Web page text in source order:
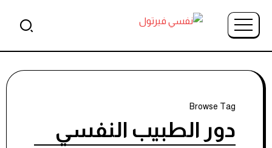
Browse Tag
دور الطبيب النفسي